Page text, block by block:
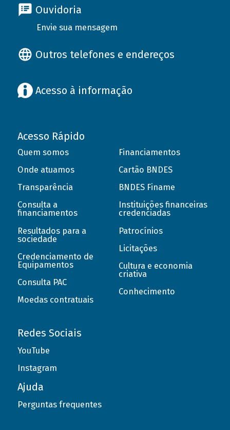
Ouvidoria
Envie sua mensagem
Outros telefones e endereços
Acesso à informação
Acesso Rápido
Quem somos
Onde atuamos
Transparência
Consulta a
financiamentos
Resultados para a
sociedade
Credenciamento de
Equipamentos
Consulta PAC
Moedas contratuais
Financiamentos
Cartão BNDES
BNDES Finame
Instituições financeiras
credenciadas
Patrocínios
Licitações
Cultura e economia
criativa
Conhecimento
Redes Sociais
YouTube
Instagram
Ajuda
Perguntas frequentes